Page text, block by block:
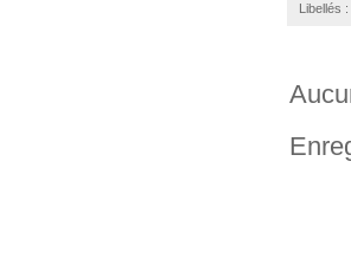
Libellés :